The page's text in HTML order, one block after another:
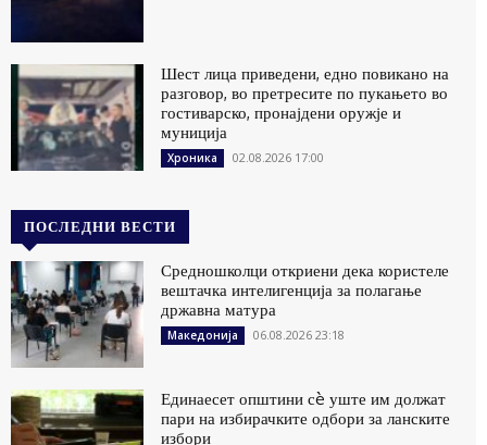
Шест лица приведени, едно повикано на
разговор, во претресите по пукањето во
гостиварско, пронајдени оружје и
муниција
Хроника 02.08.2026 17:00
ПОСЛЕДНИ ВЕСТИ
Средношколци откриени дека користеле
вештачка интелигенција за полагање
државна матура
Македонија 06.08.2026 23:18
Единаесет општини сè уште им должат
пари на избирачките одбори за ланските
избори